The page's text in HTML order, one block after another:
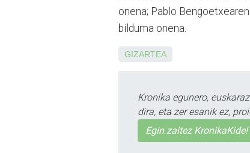
onena; Pablo
bilduma onena.
GIZARTEA
Kronika egunero,
dira, eta zer esanik ez,
Egin zaitez KronikaKide!